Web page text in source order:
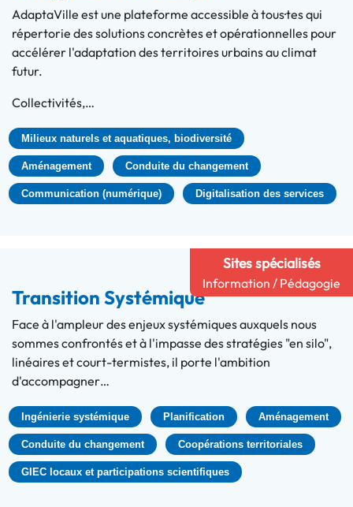
AdaptaVille est une plateforme accessible à tous·tes qui
répertorie des solutions concrètes et opérationnelles pour
accélérer l'adaptation des territoires urbains au climat
futur.
Collectivités,…
Milieux naturels et aquatiques, biodiversité
Aménagement Conduite du changement
Communication (numérique) Digitalisation des services
Sites spécialisés
Information / Pédagogie
Transition Systémique
Face à l'ampleur des enjeux systémiques auxquels nous
sommes confrontés et à l'impasse des stratégies "en silo",
linéaires et court-termistes, il porte l'ambition
d'accompagner…
Ingénierie systémique Planification Aménagement
Conduite du changement Coopérations territoriales
GIEC locaux et participations scientifiques